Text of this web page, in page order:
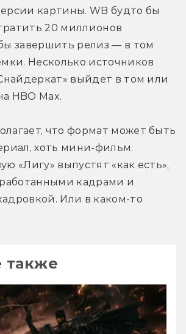
картины. WB будто бы
20 миллионов
завершить релиз — в том
Несколько источников
выйдет в том или
HBO Max.
что формат может быть
хоть мини-фильм.
«Лигу» выпустят «как есть»,
кадрами и
Или в каком-то
также